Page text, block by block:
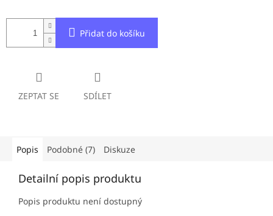
Přidat do košíku
ZEPTAT SE SDÍLET
Popis Podobné (7) Diskuze
Detailní popis produktu
Popis produktu není dostupný